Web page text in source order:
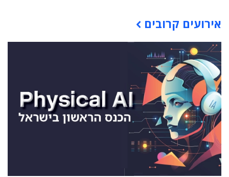
אירועים קרובים